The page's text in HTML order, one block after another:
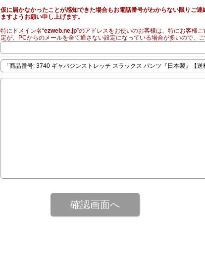
仮に届かなかったことが感知できた場合もお電話番号がわからない限りご
ますようお願い申し上げます。
特にドメイン名“ezweb.ne.jp”のアドレスをお使いのお客様は、特にお客様
定が、PCからのメールを全て通さない設定になっている場合が多いので、